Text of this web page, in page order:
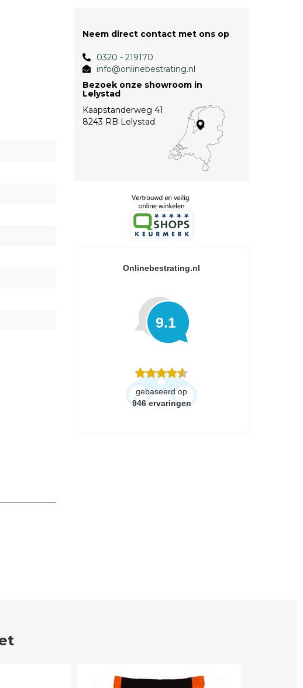
Neem direct contact met ons op
0320 - 219170
info@onlinebestrating.nl
Bezoek onze showroom in
Lelystad
Kaapstanderweg 41
8243 RB Lelystad
Onlinebestrating.nl
9.1
gebaseerd op
946 ervaringen